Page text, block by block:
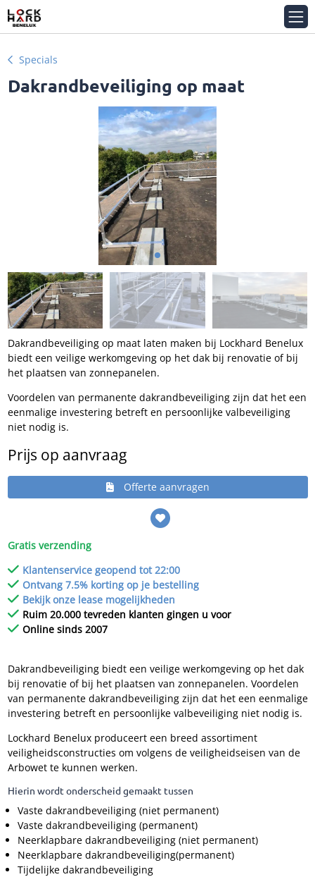
Specials
Dakrandbeveiliging op maat
Dakrandbeveiliging op maat laten maken bij Lockhard Benelux
biedt een veilige werkomgeving op het dak bij renovatie of bij
het plaatsen van zonnepanelen.
Voordelen van permanente dakrandbeveiliging zijn dat het een
eenmalige investering betreft en persoonlijke valbeveiliging
niet nodig is.
Prijs op aanvraag
Offerte aanvragen
Gratis verzending
Klantenservice geopend tot 22:00
Ontvang 7.5% korting op je bestelling
Bekijk onze lease mogelijkheden
Ruim 20.000 tevreden klanten gingen u voor
Online sinds 2007
Dakrandbeveiliging biedt een veilige werkomgeving op het dak
bij renovatie of bij het plaatsen van zonnepanelen. Voordelen
van permanente dakrandbeveiliging zijn dat het een eenmalige
investering betreft en persoonlijke valbeveiliging niet nodig is.
Lockhard Benelux produceert een breed assortiment
veiligheidsconstructies om volgens de veiligheidseisen van de
Arbowet te kunnen werken.
Hierin wordt onderscheid gemaakt tussen
Vaste dakrandbeveiliging (niet permanent)
Vaste dakrandbeveiliging (permanent)
Neerklapbare dakrandbeveiliging (niet permanent)
Neerklapbare dakrandbeveiliging(permanent)
Tijdelijke dakrandbeveiliging